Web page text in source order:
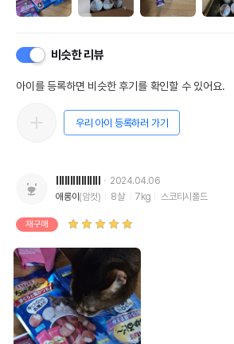
비슷한 리뷰
아이를 등록하면 비슷한 후기를 확인할 수 있어요.
우리 아이 등록하러 가기
2024.04.06
애롱이 (암컷) 8살 7kg 스코티시폴드
재구매